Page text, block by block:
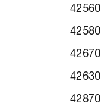
42560
42580
42670
42630
42870